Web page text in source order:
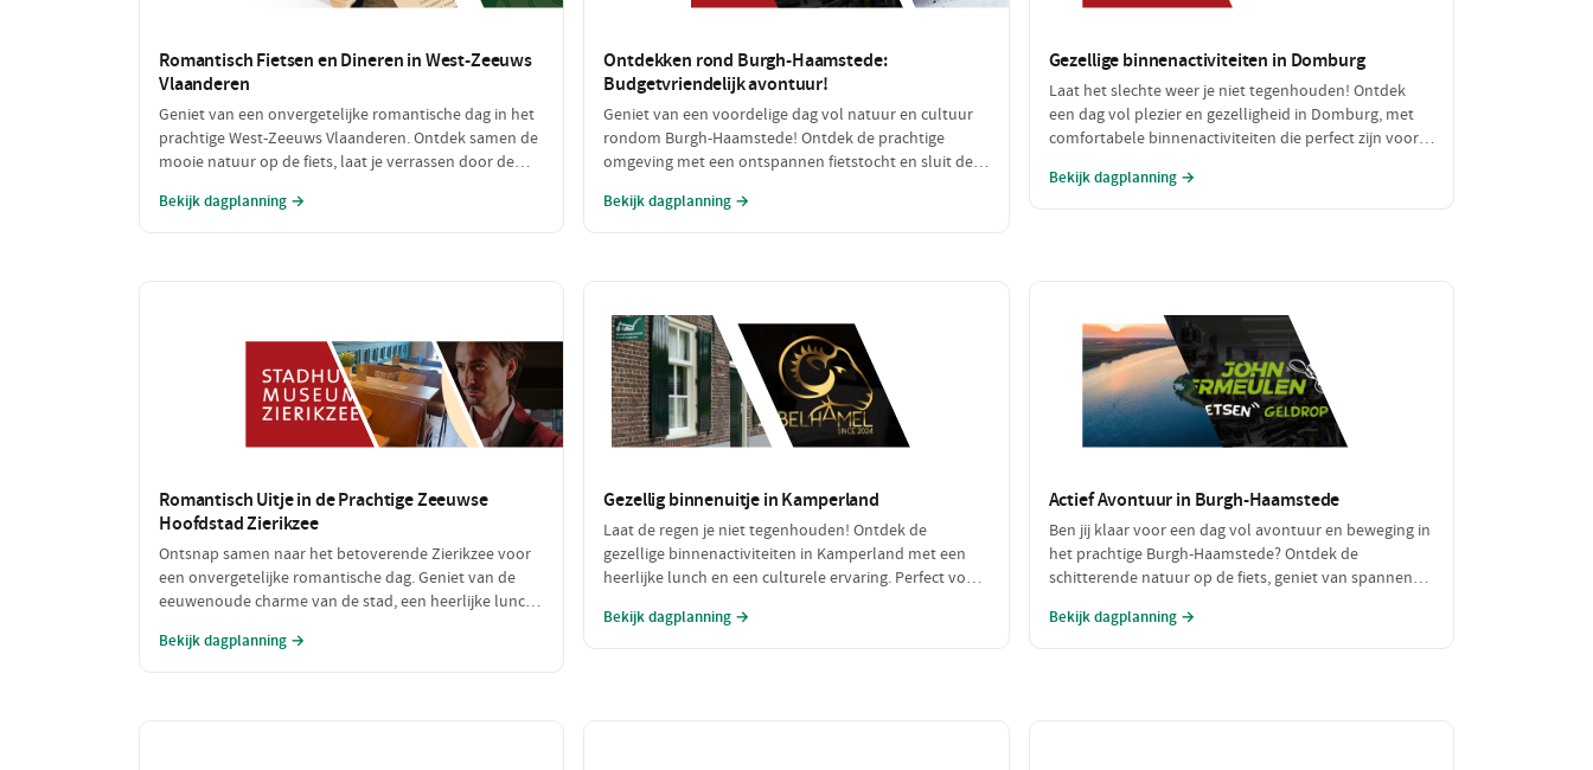
Romantisch Fietsen en Dineren in West-Zeeuws
Vlaanderen
Geniet van een onvergetelijke romantische dag in het
prachtige West-Zeeuws Vlaanderen. Ontdek samen de
mooie natuur op de fiets, laat je verrassen door de
momenten aan zee. Dit is de perfecte combinatie van
Bekijk dagplanning →
Ontdekken rond Burgh-Haamstede:
Budgetvriendelijk avontuur!
Geniet van een voordelige dag vol natuur en cultuur
rondom Burgh-Haamstede! Ontdek de prachtige
omgeving met een ontspannen fietstocht en sluit de
stops zijn gratis of zeer betaalbaar, perfect voor een
Bekijk dagplanning →
Gezellige binnenactiviteiten in Domburg
Laat het slechte weer je niet tegenhouden! Ontdek
een dag vol plezier en gezelligheid in Domburg, met
comfortabele binnenactiviteiten die perfect zijn voor
lunch en verken fascinerende musea, allemaal binnen
Bekijk dagplanning →
Romantisch Uitje in de Prachtige Zeeuwse
Hoofdstad Zierikzee
Ontsnap samen naar het betoverende Zierikzee voor
een onvergetelijke romantische dag. Geniet van de
eeuwenoude charme van de stad, een heerlijke lunch
sfeervol diner. Laat de liefde bloeien te midden van
Bekijk dagplanning →
Gezellig binnenuitje in Kamperland
Laat de regen je niet tegenhouden! Ontdek de
gezellige binnenactiviteiten in Kamperland met een
heerlijke lunch en een culturele ervaring. Perfect voor
comfortabel kunt genieten!
Bekijk dagplanning →
Actief Avontuur in Burgh-Haamstede
Ben jij klaar voor een dag vol avontuur en beweging in
het prachtige Burgh-Haamstede? Ontdek de
schitterende natuur op de fiets, geniet van spannende
smakelijke maaltijd. Dit is dé dag voor de echte
Bekijk dagplanning →